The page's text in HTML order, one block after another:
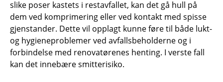
slike poser kastets i restavfallet, kan det gå hull på
dem ved komprimering eller ved kontakt med spisse
gjenstander. Dette vil opplagt kunne føre til både lukt-
og hygieneproblemer ved avfallsbeholderne og i
forbindelse med renovatørenes henting. I verste fall
kan det innebære smitterisiko.